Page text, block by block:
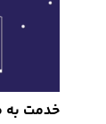
خدمت به